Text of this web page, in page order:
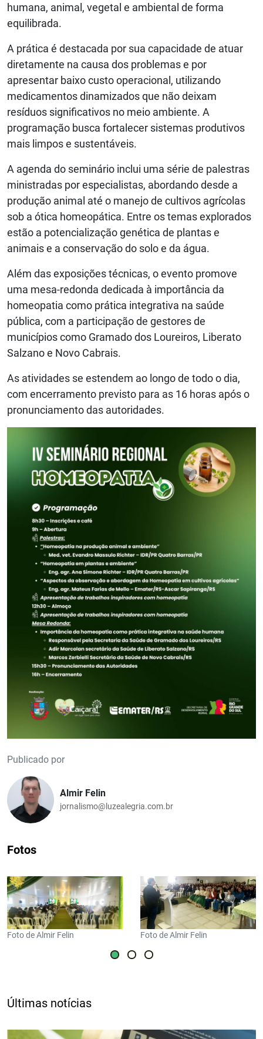
humana, animal, vegetal e ambiental de forma
equilibrada.
A prática é destacada por sua capacidade de atuar
diretamente na causa dos problemas e por
apresentar baixo custo operacional, utilizando
medicamentos dinamizados que não deixam
resíduos significativos no meio ambiente. A
programação busca fortalecer sistemas produtivos
mais limpos e sustentáveis.
A agenda do seminário inclui uma série de palestras
ministradas por especialistas, abordando desde a
produção animal até o manejo de cultivos agrícolas
sob a ótica homeopática. Entre os temas explorados
estão a potencialização genética de plantas e
animais e a conservação do solo e da água.
Além das exposições técnicas, o evento promove
uma mesa-redonda dedicada à importância da
homeopatia como prática integrativa na saúde
pública, com a participação de gestores de
municípios como Gramado dos Loureiros, Liberato
Salzano e Novo Cabrais.
As atividades se estendem ao longo de todo o dia,
com encerramento previsto para as 16 horas após o
pronunciamento das autoridades.
Publicado por
Almir Felin
jornalismo@luzealegria.com.br
Fotos
Foto de Almir Felin Foto de Almir Felin
Últimas notícias